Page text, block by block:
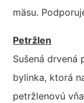
mäsu.
Petržlen
Sušená drvená
bylinka, ktorá
petržlenovú